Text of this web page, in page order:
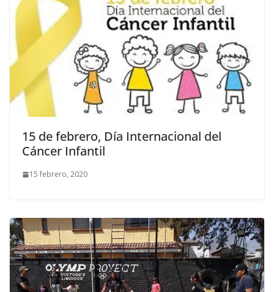
15 de febrero, Día Internacional del
Cáncer Infantil
15 febrero, 2020